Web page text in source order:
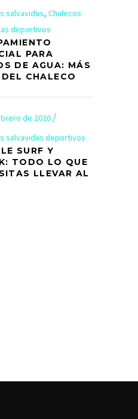
salvavidas, Chalecos
deportivos
PARA
DE AGUA: MÁS
CHALECO
de 2026
salvavidas deportivos
SURF Y
TODO LO QUE
LLEVAR AL